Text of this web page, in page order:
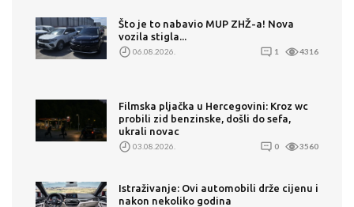
Što je to nabavio MUP ZHŽ-a! Nova
vozila stigla...
06.08.2026. 1 4316
Filmska pljačka u Hercegovini: Kroz wc
probili zid benzinske, došli do sefa,
ukrali novac
03.08.2026. 0 3560
Istraživanje: Ovi automobili drže cijenu i
nakon nekoliko godina